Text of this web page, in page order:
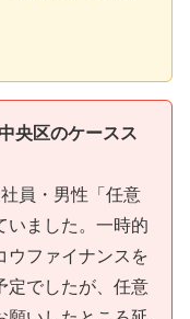
央区のケースス
員・男性「任意
いました。一時的
ウファイナンスを
定でしたが、任意